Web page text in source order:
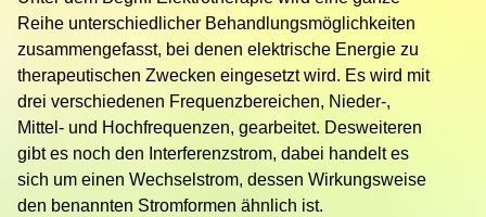
Therapie
Fussreflexzonentherapie
Cranio-
Sacral-
Therapie
Shiatsu
Reihe unterschiedlicher Behandlungsmöglichkeiten
zusammengefasst, bei denen elektrische Energie zu
therapeutischen Zwecken eingesetzt wird. Es wird mit
drei verschiedenen Frequenzbereichen, Nieder-,
Mittel- und Hochfrequenzen, gearbeitet. Desweiteren
gibt es noch den Interferenzstrom, dabei handelt es
sich um einen Wechselstrom, dessen Wirkungsweise
den benannten Stromformen ähnlich ist.